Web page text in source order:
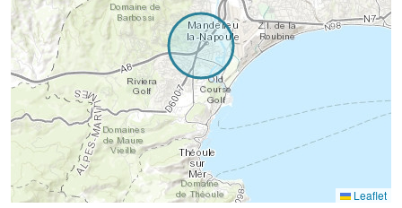
Leaflet